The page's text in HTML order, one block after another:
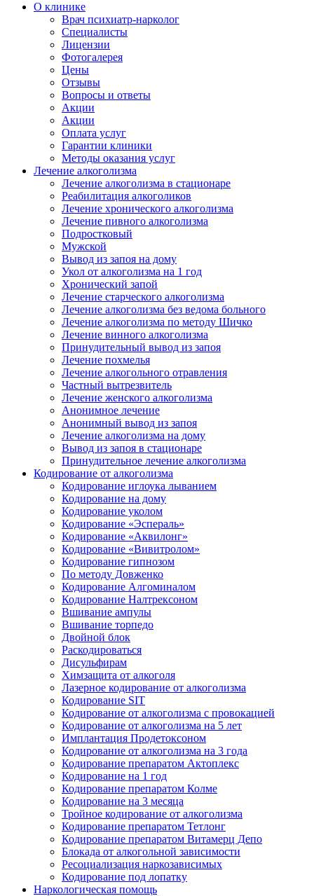
О клинике
Врач психиатр-нарколог
Специалисты
Лицензии
Фотогалерея
Цены
Отзывы
Вопросы и ответы
Акции
Акции
Оплата услуг
Гарантии клиники
Методы оказания услуг
Лечение алкоголизма
Лечение алкоголизма в стационаре
Реабилитация алкоголиков
Лечение хронического алкоголизма
Лечение пивного алкоголизма
Подростковый
Мужской
Вывод из запоя на дому
Укол от алкоголизма на 1 год
Хронический запой
Лечение старческого алкоголизма
Лечение алкоголизма без ведома больного
Лечение алкоголизма по методу Шичко
Лечение винного алкоголизма
Принудительный вывод из запоя
Лечение похмелья
Лечение алкогольного отравления
Частный вытрезвитель
Лечение женского алкоголизма
Анонимное лечение
Анонимный вывод из запоя
Лечение алкоголизма на дому
Вывод из запоя в стационаре
Принудительное лечение алкоголизма
Кодирование от алкоголизма
Кодирование иглоука лыванием
Кодирование на дому
Кодирование уколом
Кодирование «Эспераль»
Кодирование «Аквилонг»
Кодирование «Вивитролом»
Кодирование гипнозом
По методу Довженко
Кодирование Алгоминалом
Кодирование Налтрексоном
Вшивание ампулы
Вшивание торпедо
Двойной блок
Раскодироваться
Дисульфирам
Химзащита от алкоголя
Лазерное кодирование от алкоголизма
Кодирование SIT
Кодирование от алкоголизма с провокацией
Кодирование от алкоголизма на 5 лет
Имплантация Продетоксоном
Кодирование от алкоголизма на 3 года
Кодирование препаратом Актоплекс
Кодирование на 1 год
Кодирование препаратом Колме
Кодирование на 3 месяца
Тройное кодирование от алкоголизма
Кодирование препаратом Тетлонг
Кодирование препаратом Витамерц Депо
Блокада от алкогольной зависимости
Ресоциализация наркозависимых
Кодирование под лопатку
Наркологическая помощь